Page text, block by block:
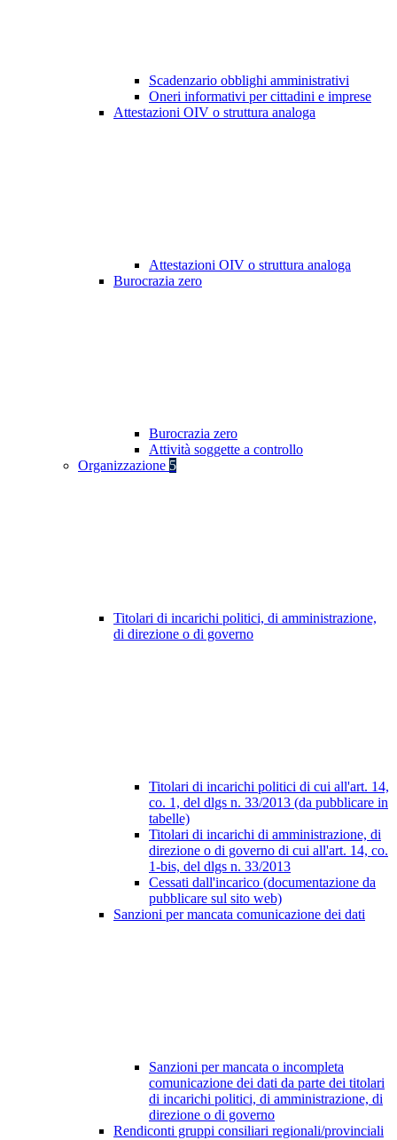
Scadenzario obblighi amministrativi
Oneri informativi per cittadini e imprese
Attestazioni OIV o struttura analoga
Attestazioni OIV o struttura analoga
Burocrazia zero
Burocrazia zero
Attività soggette a controllo
Organizzazione 5
Titolari di incarichi politici, di amministrazione,
di direzione o di governo
Titolari di incarichi politici di cui all'art. 14,
co. 1, del dlgs n. 33/2013 (da pubblicare in
tabelle)
Titolari di incarichi di amministrazione, di
direzione o di governo di cui all'art. 14, co.
1-bis, del dlgs n. 33/2013
Cessati dall'incarico (documentazione da
pubblicare sul sito web)
Sanzioni per mancata comunicazione dei dati
Sanzioni per mancata o incompleta
comunicazione dei dati da parte dei titolari
di incarichi politici, di amministrazione, di
direzione o di governo
Rendiconti gruppi consiliari regionali/provinciali